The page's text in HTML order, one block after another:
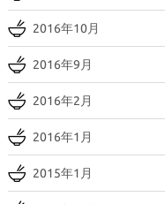
2016年10月
2016年9月
2016年2月
2016年1月
2015年1月